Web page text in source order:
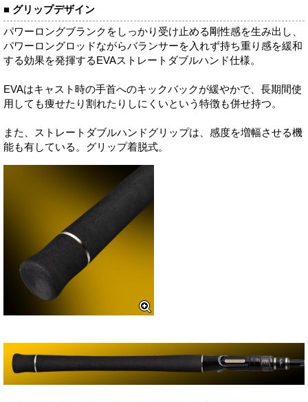
■ グリップデザイン
パワーロングブランクをしっかり受け止める剛性感を生み出し、
パワーロングロッドながらバランサーを入れず持ち重り感を緩和
する効果を発揮するEVAストレートダブルハンド仕様。
EVAはキャスト時の手首へのキックバックが緩やかで、長期間使
用しても痩せたり割れたりしにくいという特徴も併せ持つ。
また、ストレートダブルハンドグリップは、感度を増幅させる機
能も有している。グリップ着脱式。